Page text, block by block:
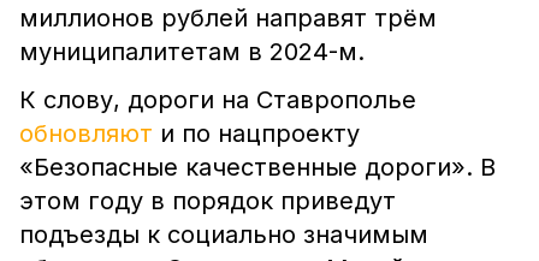
миллионов рублей направят трём
муниципалитетам в 2024-м.
К слову, дороги на Ставрополье
обновляют и по нацпроекту
«Безопасные качественные дороги». В
этом году в порядок приведут
подъезды к социально значимым